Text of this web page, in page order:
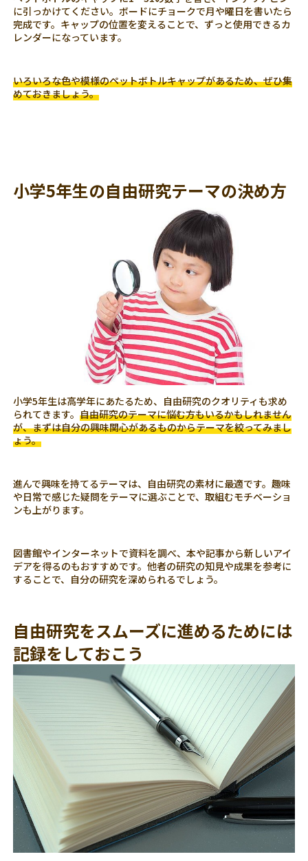
に引っかけてください。ボードにチョークで月や曜日を書いたら
完成です。キャップの位置を変えることで、ずっと使用できるカ
レンダーになっています。
いろいろな色や模様のペットボトルキャップがあるため、ぜひ集
めておきましょう。
小学5年生の自由研究テーマの決め方
小学5年生は高学年にあたるため、自由研究のクオリティも求め
られてきます。自由研究のテーマに悩む方もいるかもしれません
が、まずは自分の興味関心があるものからテーマを絞ってみまし
ょう。
進んで興味を持てるテーマは、自由研究の素材に最適です。趣味
や日常で感じた疑問をテーマに選ぶことで、取組むモチベーショ
ンも上がります。
図書館やインターネットで資料を調べ、本や記事から新しいアイ
デアを得るのもおすすめです。他者の研究の知見や成果を参考に
することで、自分の研究を深められるでしょう。
自由研究をスムーズに進めるためには
記録をしておこう